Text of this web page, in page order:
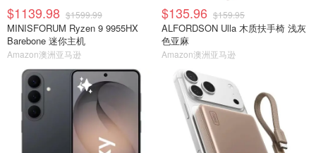
$1139.98 $1599.99
MINISFORUM Ryzen 9 9955HX
Barebone 迷你主机
Amazon澳洲亚马逊
$135.96 $159.95
ALFORDSON Ulla 木质扶手椅 浅灰
色亚麻
Amazon澳洲亚马逊